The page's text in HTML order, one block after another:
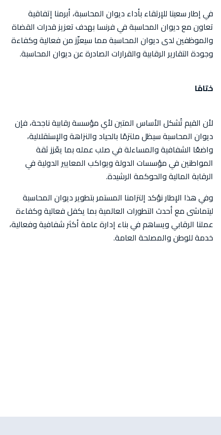
في إطار سعينا للإرتقاء بأداء ديوان المحاسبة، أبرمنا إتفاقية
تعاون مع ديوان المحاسبة في فرنسا بهدف تعزيز قدرات القضاة
والموظفين لدى ديوان المحاسبة مما سيعزّز من فعالية وكفاءة
وجودة التقارير الرقابية والقرارات الصادرة عن ديوان المحاسبة.
ختامًا
لأن القيم تُشكل الأساس المتين لأي مؤسسة رقابية ناجحة، فإن
ديوان المحاسبة سيظل ملتزمًا بالحياد والنزاهة والإستقلالية،
واضعًا الشفافية والمساءلة في صلب عمله بما يعّزز ثقة
المواطنين في مؤسسات الدولة ويواكب المعايير الدولية في
الرقابة المالية والحوكمة الرشيدة.
وفي هذا الإطار نؤكد إلتزامنا المستمر بتطوير ديوان المحاسبة
ليتماشى مع أحدث التطورات العالمية بما يكفل فعالية وكفاءة
عملنا الرقابي ويساهم في بناء إدارة عامة أكثر شفافية وفعالية،
خدمة للوطن والمصلحة العامة.